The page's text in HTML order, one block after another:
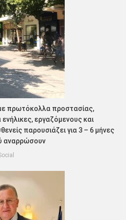
πρωτόκολλα προστασίας,
εργαζόμενους και
παρουσιάζει για 3 – 6 μήνες
αναρρώσουν